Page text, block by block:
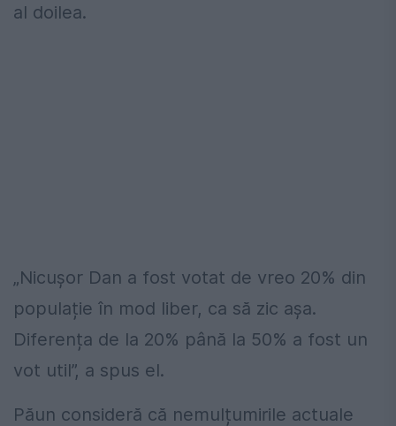
al doilea.
„Nicușor Dan a fost votat de vreo 20% din
populație în mod liber, ca să zic așa.
Diferența de la 20% până la 50% a fost un
vot util”, a spus el.
Păun consideră că nemulțumirile actuale